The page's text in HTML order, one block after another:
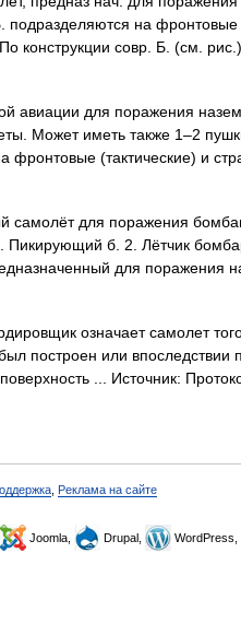
на фронтовые
конструкции совр. Б. (см.
авиации для поражения
Может иметь также 1–2
фронтовые (тактические) и
для поражения
Пикирующий б. 2. Лётчик
для
означает самолет
построен или
... Источник:
Реклама на сайте
Joomla, Drupal, WordPress,